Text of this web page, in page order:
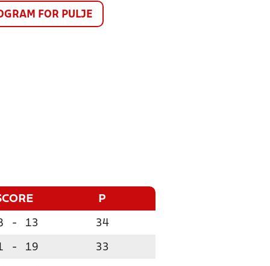
FOR PULJE
P
- 13 34
- 19 33